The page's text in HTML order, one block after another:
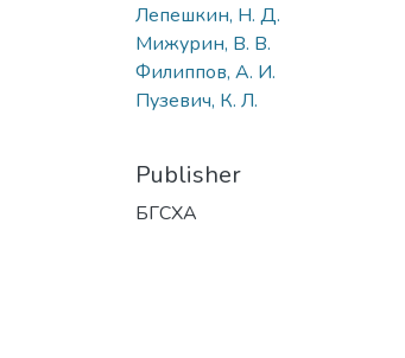
Лепешкин, Н. Д.
Мижурин, В. В.
Филиппов, А. И.
Пузевич, К. Л.
Publisher
БГСХА